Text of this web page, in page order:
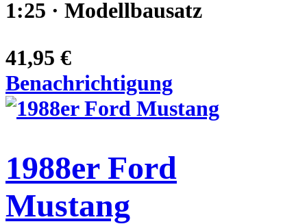
1:25 · Modellbausatz
41,95 €
Benachrichtigung
1988er Ford
Mustang